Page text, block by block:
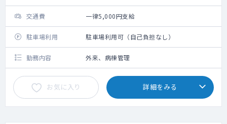
交通費 一律5,000円支給
駐車場利用 駐車場利用可（自己負担なし）
勤務内容 外来、病棟管理
お気に入り 詳細をみる